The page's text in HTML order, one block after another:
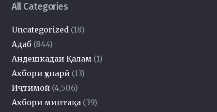
All Categories
Uncategorized (18)
Адаб (844)
Андешкадаи Қалам (1)
Ахбори ҳунарӣ (13)
Иҷтимоӣ (4,506)
Ахбори минтақа (39)